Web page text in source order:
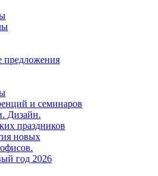
предложения
и семинаров
Дизайн.
праздников
новых
год 2026